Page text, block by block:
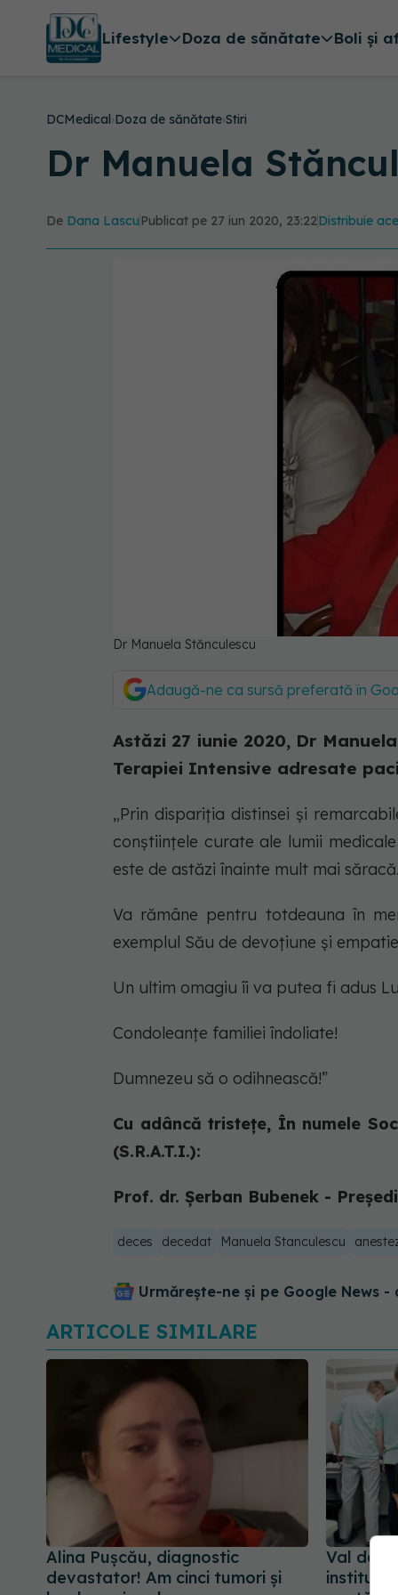
Lifestyle Doza de sănătate Boli și
DCMedical›Doza de sănătate›Stiri
Dr Manuela
De Dana Lascu Publicat pe 27 iun 2020, 23:22Distribuie
Dr Manuela Stănculescu
Adaugă-ne ca sursă preferată în
Astăzi 27 iunie 2020, Dr
Terapiei Intensive adresate
„Prin dispariția distinsei și
conștiințele curate ale lumii
este de astăzi înainte mult mai săracă.
Va rămâne pentru totdeauna în
exemplul Său de devoțiune și
Un ultim omagiu îi va putea fi adus
Condoleanțe familiei îndoliate!
Dumnezeu să o odihnească!”
Cu adâncă tristețe, În numele
(S.R.A.T.I.):
Prof. dr. Șerban Bubenek -
deces decedat Manuela Stanculescu
Urmărește-ne și pe Google News -
ARTICOLE SIMILARE
Alina Pușcău, diagnostic
devastator! Am cinci tumori și
Val de